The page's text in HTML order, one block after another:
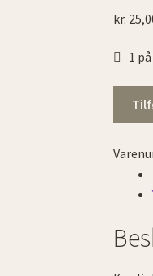
kr.
1
antal